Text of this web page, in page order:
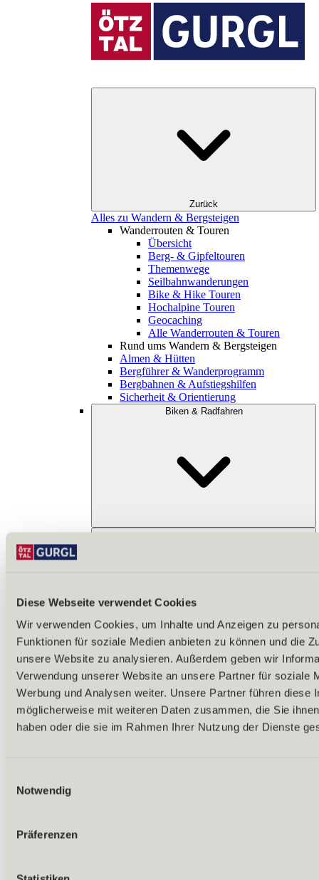
Diese Webseite verwendet Cookies
Wir verwenden Cookies, um Inhalte und Anzeigen zu
Funktionen für soziale Medien anbieten zu können und die
unsere Website zu analysieren. Außerdem geben wir
Verwendung unserer Website an unsere Partner für soziale
Werbung und Analysen weiter. Unsere Partner führen diese
möglicherweise mit weiteren Daten zusammen, die Sie
haben oder die sie im Rahmen Ihrer Nutzung der Dienste
Notwendig
Präferenzen
Zurück
Alles zu Wandern & Bergsteigen
Wanderrouten & Touren
Übersicht
Berg- & Gipfeltouren
Themenwege
Seilbahnwanderungen
Bike & Hike Touren
Hochalpine Touren
Geocaching
Alle Wanderrouten & Touren
Rund ums Wandern & Bergsteigen
Almen & Hütten
Bergführer & Wanderprogramm
Bergbahnen & Aufstiegshilfen
Sicherheit & Orientierung
Biken & Radfahren